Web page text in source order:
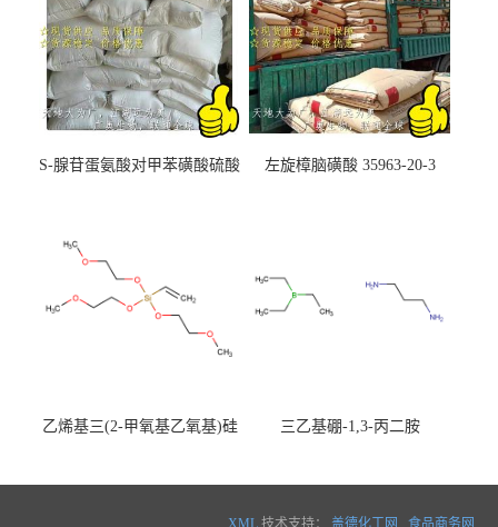
S-腺苷蛋氨酸对甲苯磺酸硫酸
左旋樟脑磺酸 35963-20-3
乙烯基三(2-甲氧基乙氧基)硅
三乙基硼-1,3-丙二胺
XML 技术支持： 盖德化工网 食品商务网